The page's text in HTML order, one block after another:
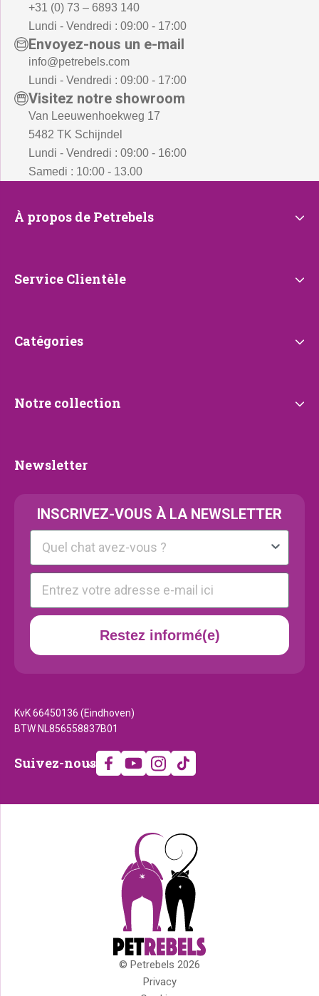
+31 (0) 73 – 6893 140
Lundi - Vendredi : 09:00 - 17:00
Envoyez-nous un e-mail
info@petrebels.com
Lundi - Vendredi : 09:00 - 17:00
Visitez notre showroom
Van Leeuwenhoekweg 17
5482 TK Schijndel
Lundi - Vendredi : 09:00 - 16:00
Samedi : 10:00 - 13.00
À
Petrebels
À propos de Petrebels
Service
Service Clientèle
Catégories
Catégories
Notre
Notre collection
Newsletter
Newsletter
INSCRIVEZ-VOUS À LA NEWSLETTER
Kattenras
E-mail
Restez informé(e)
KvK 66450136 (Eindhoven)
BTW NL856558837B01
Suivez-
Suivez-nous
© Petrebels 2026
DroitsPrivacy